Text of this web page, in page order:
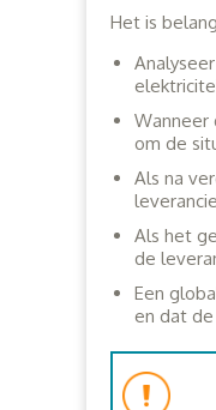
Het is
Wanneer
om de
Als na
Als het
de
Een
en dat